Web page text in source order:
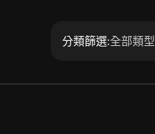
分類篩選:全部類型